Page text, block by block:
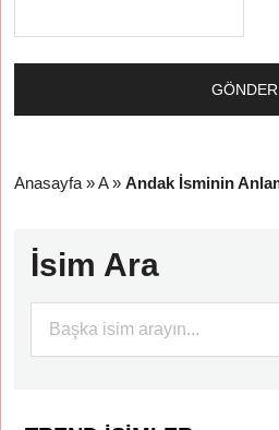
Anasayfa »A»Andak İsminin
İsim Ara